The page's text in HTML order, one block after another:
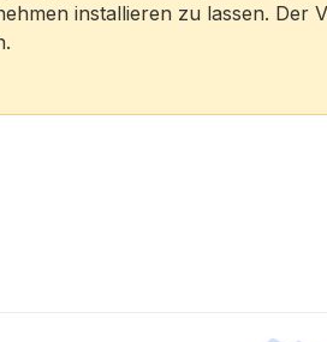
installieren zu lassen.